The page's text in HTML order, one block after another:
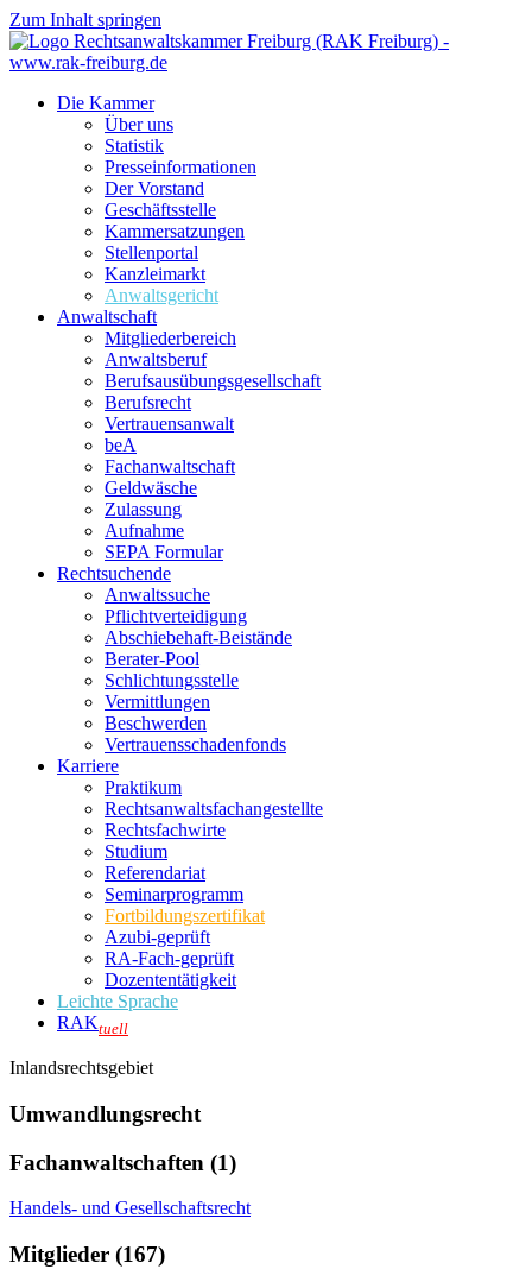
Zum Inhalt springen
Die Kammer
Über uns
Statistik
Presseinformationen
Der Vorstand
Geschäftsstelle
Kammersatzungen
Stellenportal
Kanzleimarkt
Anwaltsgericht
Anwaltschaft
Mitgliederbereich
Anwaltsberuf
Berufsausübungs­gesellschaft
Berufsrecht
Vertrauensanwalt
beA
Fachanwaltschaft
Geldwäsche
Zulassung
Aufnahme
SEPA Formular
Rechtsuchende
Anwaltssuche
Pflichtverteidigung
Abschiebehaft-Beistände
Berater-Pool
Schlichtungsstelle
Vermittlungen
Beschwerden
Vertrauensschadenfonds
Karriere
Praktikum
Rechtsanwalts­fachangestellte
Rechtsfachwirte
Studium
Referendariat
Seminarprogramm
Fortbildungszertifikat
Azubi-geprüft
RA-Fach-geprüft
Dozententätigkeit
Leichte Sprache
RAKtuell
Inlandsrechtsgebiet
Umwandlungsrecht
Fachanwaltschaften (1)
Handels- und Gesellschaftsrecht
Mitglieder (167)